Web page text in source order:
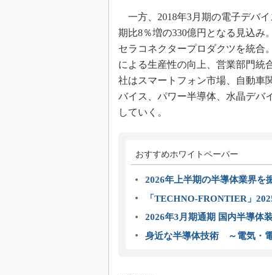
一方、2018年3月期の電子デバ
期比8％増の330億円となる見込み
セラコネクタープロダクツを統合
による生産性の向上、営業部門統
社はスマートフォン市場、自動車
バイス、パワー半導体、水晶デバ
していく。
おすすめホワイトペーパー
2026年上半期の半導体業界
「TECHNO-FRONTIER」
2026年3月期通期 国内半導体
身近な半導体技術 ～電気・